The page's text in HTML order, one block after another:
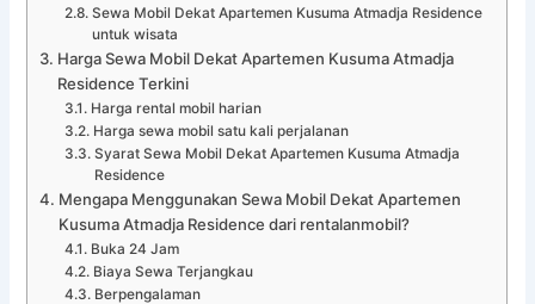
Sewa Mobil Dekat Apartemen Kusuma Atmadja Residence
untuk wisata
Harga Sewa Mobil Dekat Apartemen Kusuma Atmadja
Residence Terkini
Harga rental mobil harian
Harga sewa mobil satu kali perjalanan
Syarat Sewa Mobil Dekat Apartemen Kusuma Atmadja
Residence
Mengapa Menggunakan Sewa Mobil Dekat Apartemen
Kusuma Atmadja Residence dari rentalanmobil?
Buka 24 Jam
Biaya Sewa Terjangkau
Berpengalaman